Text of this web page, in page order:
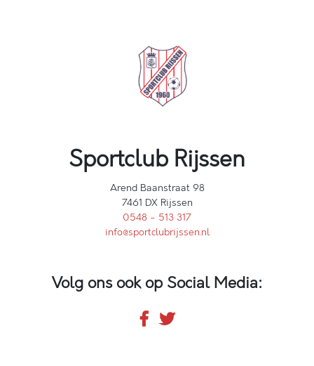
Sportclub Rijssen
Arend Baanstraat 98
7461 DX Rijssen
0548 - 513 317
info@sportclubrijssen.nl
Volg ons ook op Social Media: